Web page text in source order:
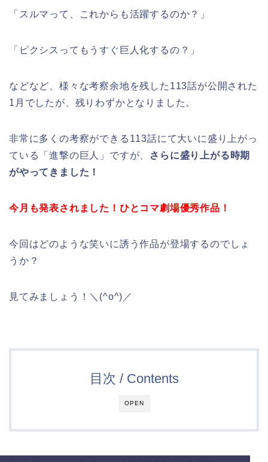
「スルマって、これからも活躍するのか？」
「ピクシスってもうすぐ巨人化するの？」
などなど、様々な考察余地を残した113話が公開された
1月でしたが、残りわずかとなりました。
非常に多くの考察ができる113話にて大いに盛り上がっ
ている「進撃の巨人」ですが、
さらに盛り上がる時期
がやってきました！
今月も発表されました！ひとコマ劇場優秀作品！
今回はどのような笑いに誘う作品が登場するのでしょ
うか？
見てみましょう！＼(^o^)／
OPEN
目次 / Contents